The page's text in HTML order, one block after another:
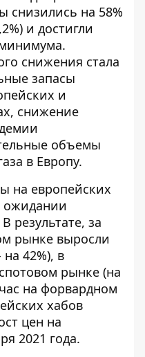
снизились на 58%
и достигли
снижения стала
запасы
и
снижение
объемы
в Европу.
на европейских
ожидании
результате, за
рынке выросли
42%), в
рынке (на
на форвардном
хабов
цен на
2021 года.